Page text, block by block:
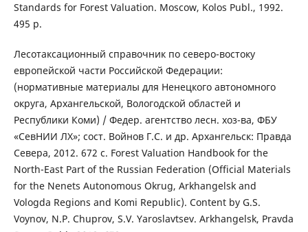
Standards for Forest Valuation. Moscow, Kolos Publ., 1992.
495 p.
Лесотаксационный справочник по северо-востоку
европейской части Российской Федерации:
(нормативные материалы для Ненецкого автономного
округа, Архангельской, Вологодской областей и
Республики Коми) / Федер. агентство лесн. хоз-ва, ФБУ
«СевНИИ ЛХ»; сост. Войнов Г.С. и др. Архангельск: Правда
Севера, 2012. 672 с. Forest Valuation Handbook for the
North-East Part of the Russian Federation (Official Materials
for the Nenets Autonomous Okrug, Arkhangelsk and
Vologda Regions and Komi Republic). Content by G.S.
Voynov, N.P. Chuprov, S.V. Yaroslavtsev. Arkhangelsk, Pravda